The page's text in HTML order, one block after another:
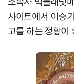
사이트에서 이승
고를 하는 정황이